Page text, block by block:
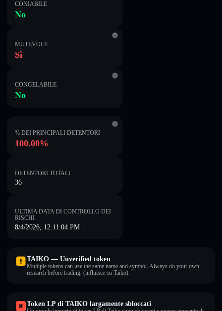
CONIABILE
No
MUTEVOLE
Sì
CONGELABILE
No
% DEI PRINCIPALI DETENTORI
100.00%
DETENTORI TOTALI
36
ULTIMA DATA DI CONTROLLO DEI
RISCHI
8/4/2026, 12:11:04 PM
TAIKO — Unverified token
Multiple tokens can use the same name and symbol. Always do your own
research before trading. (influisce su Taiko).
Token LP di TAIKO largamente sbloccati